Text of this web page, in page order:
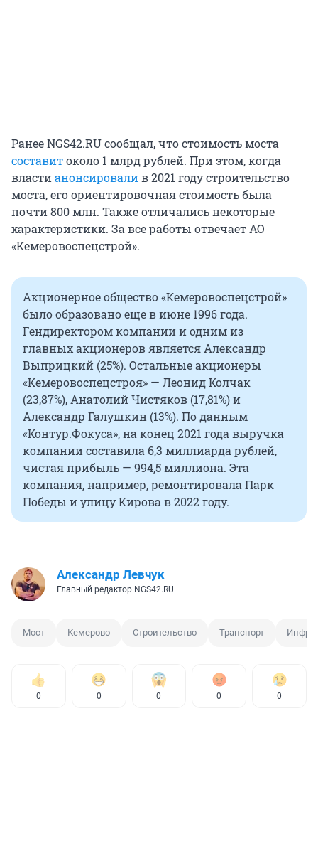
Ранее NGS42.RU сообщал, что стоимость моста
составитоколо 1 млрд рублей. При этом, когда
властианонсировалив 2021 году строительство
моста, его ориентировочная стоимость была
почти 800 млн. Также отличались некоторые
характеристики. За все работы отвечает АО
«Кемеровоспецстрой».
Акционерное общество «Кемеровоспецстрой»
было образовано еще в июне 1996 года.
Гендиректором компании и одним из
главных акционеров является Александр
Выприцкий (25%). Остальные акционеры
«Кемеровоспецстроя» — Леонид Колчак
(23,87%), Анатолий Чистяков (17,81%) и
Александр Галушкин (13%). По данным
«Контур.Фокуса», на конец 2021 года выручка
компании составила 6,3 миллиарда рублей,
чистая прибыль — 994,5 миллиона. Эта
компания, например, ремонтировала Парк
Победы и улицу Кирова в 2022 году.
Александр Левчук
Главный редактор NGS42.RU
Мост Кемерово Строительство Транспорт
0 0 0 0 0